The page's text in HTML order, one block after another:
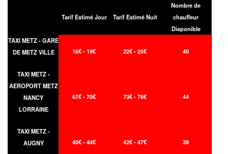
Tarif Estimé Jour Tarif Estimé Nuit
Nombre de
chauffeur
Disponible
TAXI METZ - GARE
DE METZ VILLE
16€ - 19€ 22€ - 25€ 40
TAXI METZ -
AEROPORT METZ
NANCY
LORRAINE
67€ - 70€ 73€ - 76€ 44
TAXI METZ -
AUGNY
40€ - 44€ 42€ - 47€ 39